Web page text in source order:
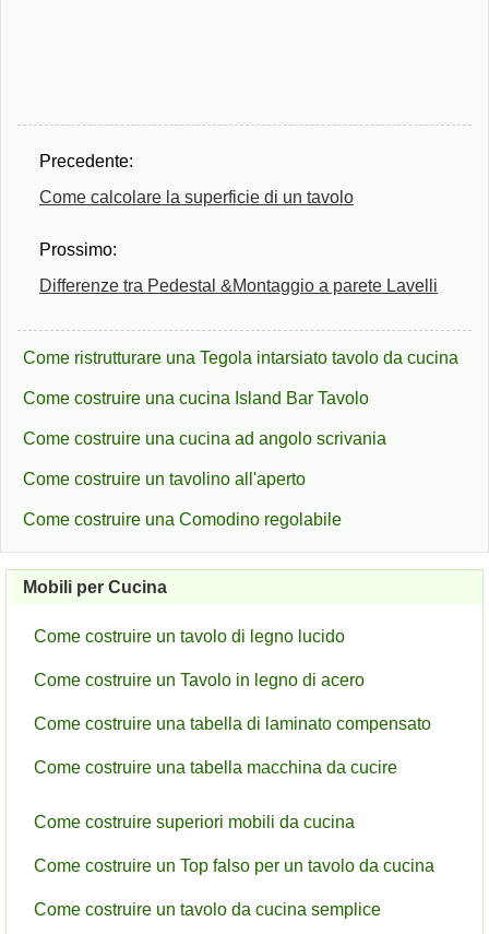
Precedente:
Come calcolare la superficie di un tavolo
Prossimo:
Differenze tra Pedestal &Montaggio a parete Lavelli
Come ristrutturare una Tegola intarsiato tavolo da cucina
Come costruire una cucina Island Bar Tavolo
Come costruire una cucina ad angolo scrivania
Come costruire un tavolino all'aperto
Come costruire una Comodino regolabile
Mobili per Cucina
Come costruire un tavolo di legno lucido
Come costruire un Tavolo in legno di acero
Come costruire una tabella di laminato compensato
Come costruire una tabella macchina da cucire
Come costruire superiori mobili da cucina
Come costruire un Top falso per un tavolo da cucina
Come costruire un tavolo da cucina semplice